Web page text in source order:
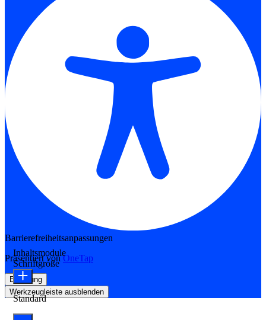
Barrierefreiheitsanpassungen
Präsentiert vonOneTap
Erklärung
Werkzeugleiste ausblenden
Inhaltsmodule
Schriftgröße
Standard